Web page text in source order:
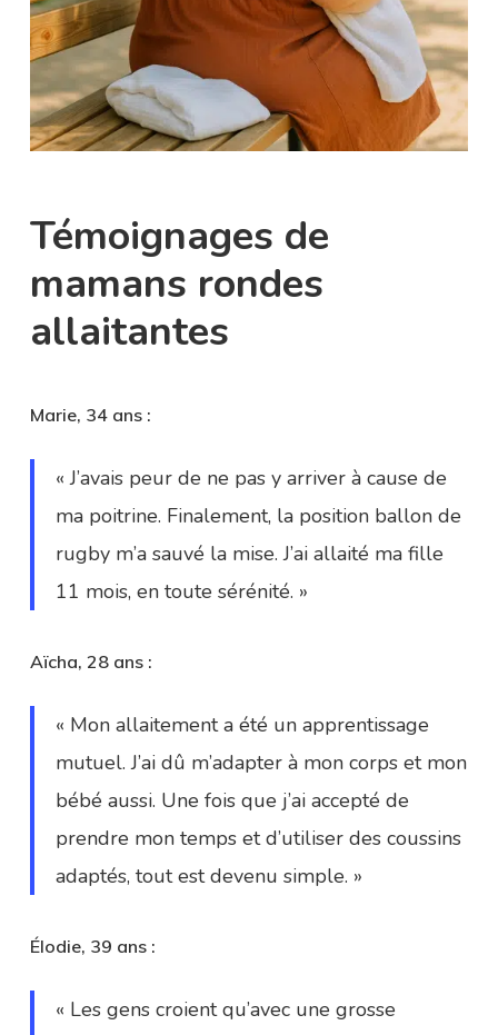
Témoignages de
mamans rondes
allaitantes
Marie, 34 ans :
« J’avais peur de ne pas y arriver à cause de
ma poitrine. Finalement, la position ballon de
rugby m’a sauvé la mise. J’ai allaité ma fille
11 mois, en toute sérénité. »
Aïcha, 28 ans :
« Mon allaitement a été un apprentissage
mutuel. J’ai dû m’adapter à mon corps et mon
bébé aussi. Une fois que j’ai accepté de
prendre mon temps et d’utiliser des coussins
adaptés, tout est devenu simple. »
Élodie, 39 ans :
« Les gens croient qu’avec une grosse